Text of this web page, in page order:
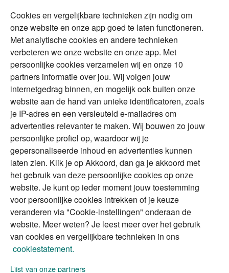
Duurzaam
Vermogensplanning
Tweede huis in
buitenland
DGA
Erfenis
Over Financial Focus
Specialisten
Financial Focus
magazine
The Exit Years
Contact
Alles voor en over vermogenden.
Over ABN AMRO Veiligheid
Privacy & Cookies
Toegankelijkheid
Disclaimer RSS
Cookies en vergelijkbare technieken zijn nodig om
onze website en onze app goed te laten functioneren.
Met analytische cookies en andere technieken
verbeteren we onze website en onze app. Met
persoonlijke cookies verzamelen wij en onze 10
partners informatie over jou. Wij volgen jouw
internetgedrag binnen, en mogelijk ook buiten onze
website aan de hand van unieke identificatoren, zoals
je IP-adres en een versleuteld e-mailadres om
advertenties relevanter te maken. Wij bouwen zo jouw
persoonlijke profiel op, waardoor wij je
gepersonaliseerde inhoud en advertenties kunnen
laten zien. Klik je op Akkoord, dan ga je akkoord met
het gebruik van deze persoonlijke cookies op onze
website. Je kunt op ieder moment jouw toestemming
voor persoonlijke cookies intrekken of je keuze
veranderen via "Cookie-instellingen" onderaan de
website. Meer weten? Je leest meer over het gebruik
van cookies en vergelijkbare technieken in ons
cookiestatement.
Lijst van onze partners